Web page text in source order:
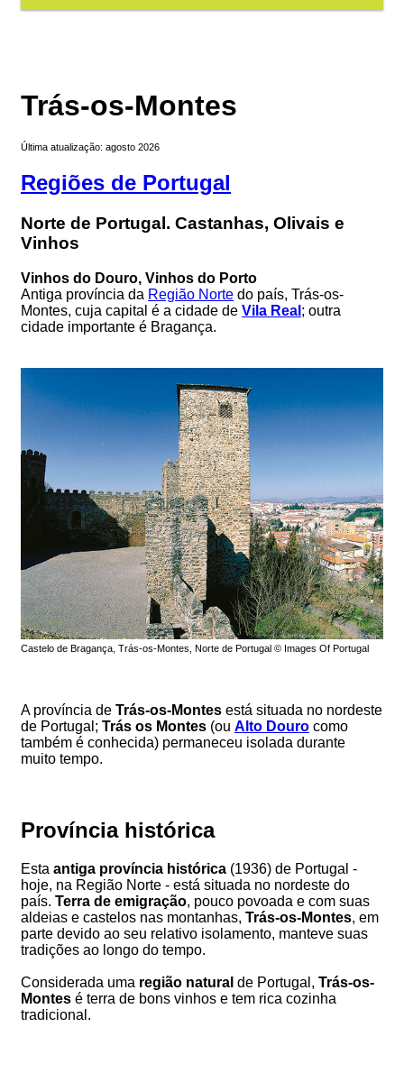
Trás-os-Montes
Última atualização: agosto 2026
Regiões de Portugal
Norte de Portugal. Castanhas, Olivais e
Vinhos
Vinhos do Douro, Vinhos do Porto
Antiga província da Região Norte do país, Trás-os-
Montes, cuja capital é a cidade de Vila Real ; outra
cidade importante é Bragança.
Castelo de Bragança, Trás-os-Montes, Norte de Portugal © Images Of Portugal
A província de Trás-os-Montes está situada no nordeste
de Portugal; Trás os Montes (ou Alto Douro como
também é conhecida) permaneceu isolada durante
muito tempo.
Província histórica
Esta antiga província histórica (1936) de Portugal -
hoje, na Região Norte - está situada no nordeste do
país. Terra de emigração, pouco povoada e com suas
aldeias e castelos nas montanhas, Trás-os-Montes, em
parte devido ao seu relativo isolamento, manteve suas
tradições ao longo do tempo.
Considerada uma região natural de Portugal, Trás-os-
Montes é terra de bons vinhos e tem rica cozinha
tradicional.